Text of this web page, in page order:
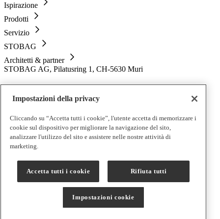
Ispirazione
Prodotti
Servizio
STOBAG
Architetti & partner
STOBAG AG, Pilatusring 1, CH-5630 Muri
IT | IT
Impostazioni cookie
Protezione dei Dati
Impostazioni della privacy
Cliccando su “Accetta tutti i cookie”, l'utente accetta di memorizzare i
cookie sul dispositivo per migliorare la navigazione del sito,
analizzare l'utilizzo del sito e assistere nelle nostre attività di
marketing.
Accetta tutti i cookie Rifiuta tutti
Impostazioni cookie